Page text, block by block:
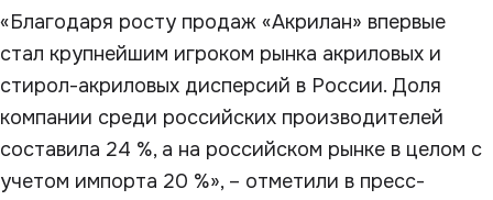
«Благодаря росту продаж «Акрилан» впервые
стал крупнейшим игроком рынка акриловых и
стирол-акриловых дисперсий в России. Доля
компании среди российских производителей
составила 24 %, а на российском рынке в целом с
учетом импорта 20 %», – отметили в пресс-